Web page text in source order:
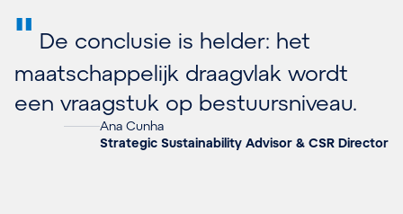
" De conclusie is helder: het
maatschappelijk draagvlak wordt
een vraagstuk op bestuursniveau.
Ana Cunha
Strategic Sustainability Advisor & CSR Director